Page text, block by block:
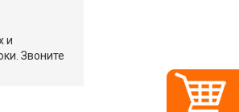
и
Звоните